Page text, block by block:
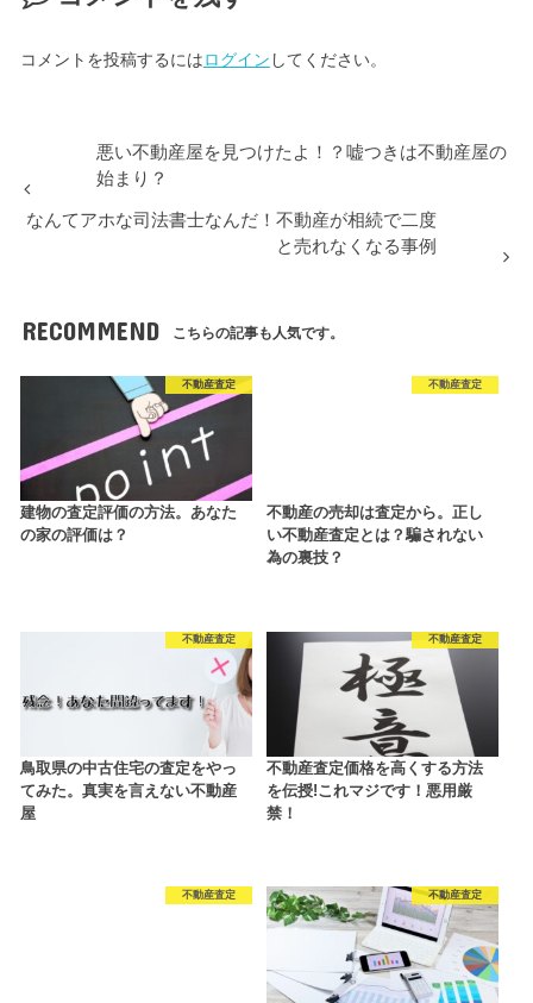
コメントを投稿するにはログイン してください。
悪い不動産屋を見つけたよ！？嘘つきは不動産屋の
始まり？
なんてアホな司法書士なんだ！不動産が相続で二度
と売れなくなる事例
RECOMMEND こちらの記事も人気です。
不動産査定
建物の査定評価の方法。あなた
の家の評価は？
不動産査定
不動産の売却は査定から。正し
い不動産査定とは？騙されない
為の裏技？
不動産査定
鳥取県の中古住宅の査定をやっ
てみた。真実を言えない不動産
屋
不動産査定
不動産査定価格を高くする方法
を伝授!これマジです！悪用厳
禁！
不動産査定 不動産査定